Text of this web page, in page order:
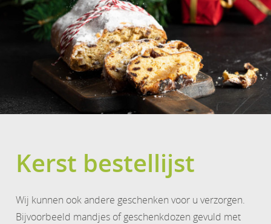
Kerst bestellijst
Wij kunnen ook andere geschenken voor u verzorgen.
Bijvoorbeeld mandjes of geschenkdozen gevuld met